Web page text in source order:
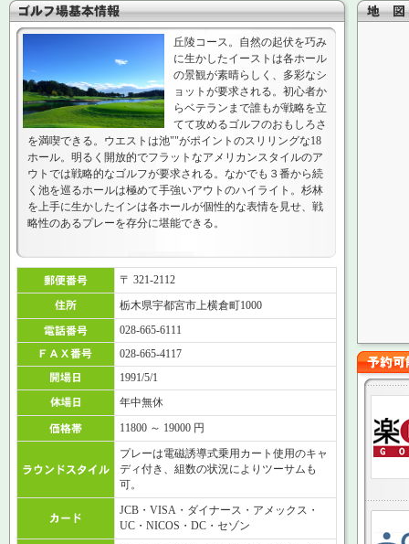
丘陵コース。自然の起伏を巧み
に生かしたイーストは各ホール
の景観が素晴らしく、多彩なシ
ョットが要求される。初心者か
らベテランまで誰もが戦略を立
てて攻めるゴルフのおもしろさ
を満喫できる。ウエストは池""がポイントのスリリングな18
ホール。明るく開放的でフラットなアメリカンスタイルのア
ウトでは戦略的なゴルフが要求される。なかでも３番から続
く池を巡るホールは極めて手強いアウトのハイライト。杉林
を上手に生かしたインは各ホールが個性的な表情を見せ、戦
略性のあるプレーを存分に堪能できる。
〒 321-2112
栃木県宇都宮市上横倉町1000
028-665-6111
028-665-4117
1991/5/1
年中無休
11800 ～ 19000 円
プレーは電磁誘導式乗用カート使用のキャ
ディ付き、組数の状況によりツーサムも
可。
JCB・VISA・ダイナース・アメックス・
UC・NICOS・DC・セゾン